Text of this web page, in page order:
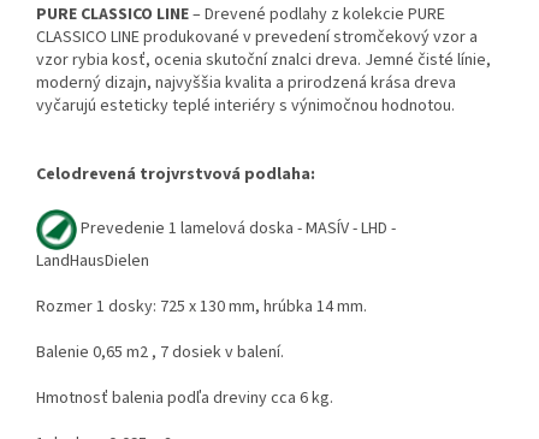
PURE CLASSICO LINE– Drevené podlahy z kolekcie PURE
CLASSICO LINE produkované v prevedení stromčekový vzor a
vzor rybia kosť, ocenia skutoční znalci dreva. Jemné čisté línie,
moderný dizajn, najvyššia kvalita a prirodzená krása dreva
vyčarujú esteticky teplé interiéry s výnimočnou hodnotou.
Celodrevená trojvrstvová podlaha:
Prevedenie 1 lamelová doska - MASÍV - LHD -
LandHausDielen
Rozmer 1 dosky: 725 x 130 mm, hrúbka 14 mm.
Balenie 0,65 m2 , 7 dosiek v balení.
Hmotnosť balenia podľa dreviny cca 6 kg.